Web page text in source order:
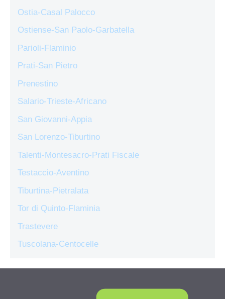
Ostia-Casal Palocco
Ostiense-San Paolo-Garbatella
Parioli-Flaminio
Prati-San Pietro
Prenestino
Salario-Trieste-Africano
San Giovanni-Appia
San Lorenzo-Tiburtino
Talenti-Montesacro-Prati Fiscale
Testaccio-Aventino
Tiburtina-Pietralata
Tor di Quinto-Flaminia
Trastevere
Tuscolana-Centocelle